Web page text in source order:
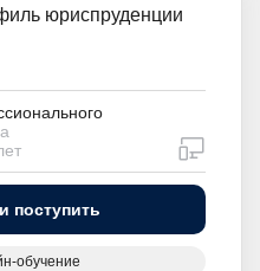
юриспруденции
поступить
обучение